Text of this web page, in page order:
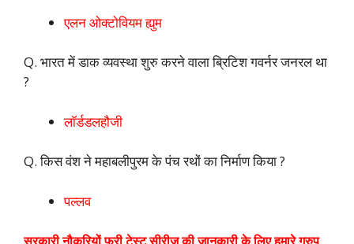
एलन ओक्टोवियम ह्युम
Q. भारत में डाक व्यवस्था शुरु करने वाला ब्रिटिश गवर्नर जनरल था
?
लॉर्डडलहौजी
Q. किस वंश ने महाबलीपुरम के पंच रथों का निर्माण किया ?
पल्लव